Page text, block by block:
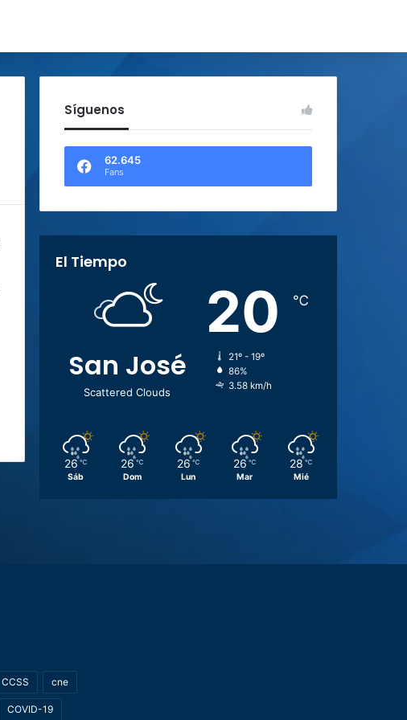
Síguenos
62.645
Fans
El Tiempo
San José
Scattered Clouds
20 ℃
21º - 19º
86%
3.58 km/h
26 ℃
Sáb
26 ℃
Dom
26 ℃
Lun
26 ℃
Mar
28 ℃
Mié
CCSS cne
COVID-19